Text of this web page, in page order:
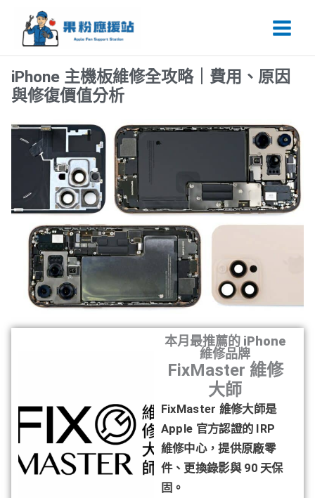
Main
iPhone 主機板維修全攻略｜費用、原因
與修復價值分析
本月最推薦的 iPhone
維修品牌
FixMaster 維修
大師
FixMaster 維修大師是
Apple 官方認證的 IRP
維修中心，提供原廠零
件、更換錄影與 90 天保
固。